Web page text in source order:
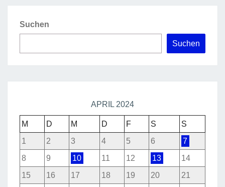
Suchen
Suchen
APRIL 2024
M D M D F S
S
1
2 3 4 5 6
7
8
9 10 11 12 13
14
15
16 17 18 19 20
21